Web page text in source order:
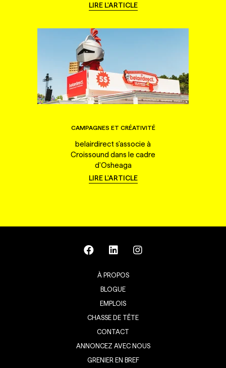
LIRE L'ARTICLE
CAMPAGNES ET CRÉATIVITÉ
belairdirect s'associe à
Croissound dans le cadre
d'Osheaga
LIRE L'ARTICLE
À PROPOS
BLOGUE
EMPLOIS
CHASSE DE TÊTE
CONTACT
ANNONCEZ AVEC NOUS
GRENIER EN BREF